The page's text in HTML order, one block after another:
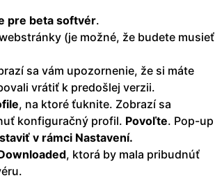
pre beta softvér.
(je možné, že budete musieť
sa vám upozornenie, že si máte
vrátiť k predošlej verzii.
, na ktoré ťuknite. Zobrazí sa
konfiguračný profil. Povoľte. Pop-up
v rámci Nastavení.
, ktorá by mala pribudnúť